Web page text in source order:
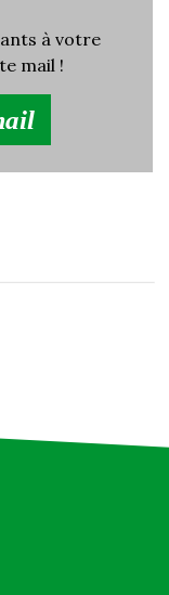
à votre
mail !